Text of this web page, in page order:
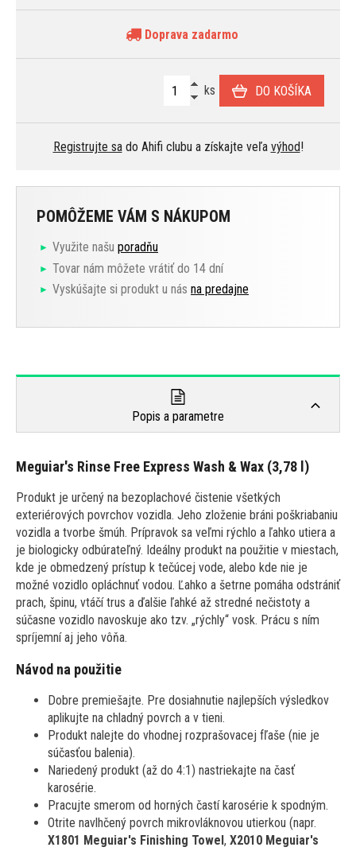
Doprava zadarmo
ks DO KOŠÍKA
Registrujte sado Ahifi clubu a získajte veľa výhod!
POMÔŽEME VÁM S NÁKUPOM
Využite našu poradňu
Tovar nám môžete vrátiť do 14 dní
Vyskúšajte si produkt u nás na predajne
Popis a parametre
Meguiar's Rinse Free Express Wash & Wax (3,78 l)
Produkt je určený na bezoplachové čistenie všetkých
exteriérových povrchov vozidla. Jeho zloženie bráni poškriabaniu
vozidla a tvorbe šmúh. Prípravok sa veľmi rýchlo a ľahko utiera a
je biologicky odbúrateľný. Ideálny produkt na použitie v miestach,
kde je obmedzený prístup k tečúcej vode, alebo kde nie je
možné vozidlo opláchnuť vodou. Ľahko a šetrne pomáha odstrániť
prach, špinu, vtáčí trus a ďalšie ľahké až stredné nečistoty a
súčasne vozidlo navoskuje ako tzv. „rýchly“ vosk. Prácu s ním
spríjemní aj jeho vôňa.
Návod na použitie
Dobre premiešajte. Pre dosiahnutie najlepších výsledkov
aplikujte na chladný povrch a v tieni.
Produkt nalejte do vhodnej rozprašovacej fľaše (nie je
súčasťou balenia).
Nariedený produkt (až do 4:1) nastriekajte na časť
karosérie.
Pracujte smerom od horných častí karosérie k spodným.
Otrite navlhčený povrch mikrovláknovou utierkou (napr.
X1801 Meguiar's Finishing Towel , X2010 Meguiar's